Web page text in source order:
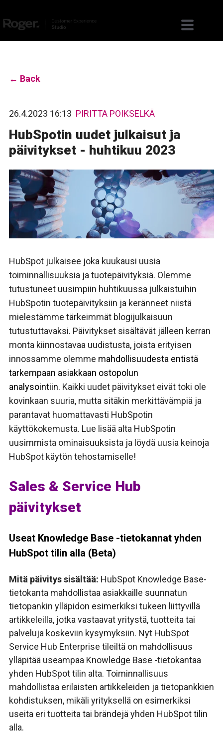
← Back
26.4.2023 16:13 PIRITTA POIKSELKÄ
HubSpotin uudet julkaisut ja
päivitykset - huhtikuu 2023
HubSpot julkaisee joka kuukausi uusia
toiminnallisuuksia ja tuotepäivityksiä. Olemme
tutustuneet uusimpiin huhtikuussa julkaistuihin
HubSpotin tuotepäivityksiin ja keränneet niistä
mielestämme tärkeimmät blogijulkaisuun
tutustuttavaksi. Päivitykset sisältävät jälleen kerran
monta kiinnostavaa uudistusta, joista erityisen
innossamme olemme mahdollisuudesta entistä
tarkempaan asiakkaan ostopolun
analysointiin. Kaikki uudet päivitykset eivät toki ole
kovinkaan suuria, mutta sitäkin merkittävämpiä ja
parantavat huomattavasti HubSpotin
käyttökokemusta. Lue lisää alta HubSpotin
uusimmista ominaisuuksista ja löydä uusia keinoja
HubSpot käytön tehostamiselle!
Sales & Service Hub
päivitykset
Useat Knowledge Base -tietokannat yhden
HubSpot tilin alla (Beta)
Mitä päivitys sisältää: HubSpot Knowledge Base-
tietokanta mahdollistaa asiakkaille suunnatun
tietopankin ylläpidon esimerkiksi tukeen liittyvillä
artikkeleilla, jotka vastaavat yritystä, tuotteita tai
palveluja koskeviin kysymyksiin. Nyt HubSpot
Service Hub Enterprise tileiltä on mahdollisuus
ylläpitää useampaa Knowledge Base -tietokantaa
yhden HubSpot tilin alta. Toiminnallisuus
mahdollistaa erilaisten artikkeleiden ja tietopankkien
kohdistuksen, mikäli yrityksellä on esimerkiksi
useita eri tuotteita tai brändejä yhden HubSpot tilin
alla.